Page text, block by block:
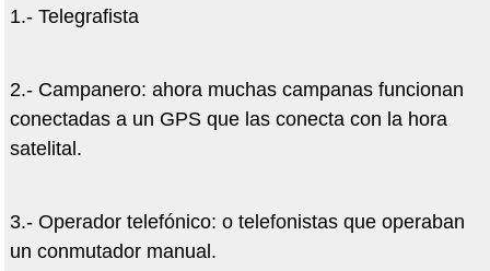
1.- Telegrafista
2.- Campanero: ahora muchas campanas funcionan
conectadas a un GPS que las conecta con la hora
satelital.
3.- Operador telefónico: o telefonistas que operaban
un conmutador manual.